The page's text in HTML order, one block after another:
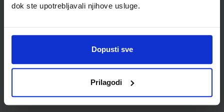
dok ste upotrebljavali njihove usluge.
Dopusti sve
Prilagodi
3,68 €